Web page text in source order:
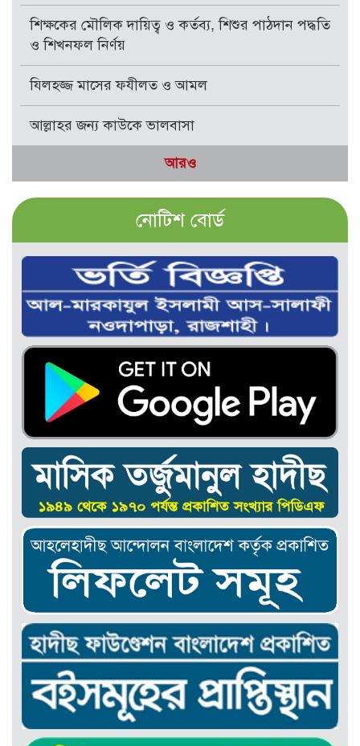
শিক্ষকের মৌলিক দায়িত্ব ও কর্তব্য, শিশুর পাঠদান পদ্ধতি
ও শিখনফল নির্ণয়
যিলহজ্জ মাসের ফযীলত ও আমল
আল্লাহর জন্য কাউকে ভালবাসা
আরও
নোটিশ বোর্ড